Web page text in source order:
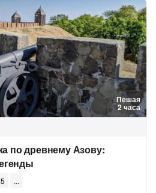
Пешая
2 часа
по древнему Азову: